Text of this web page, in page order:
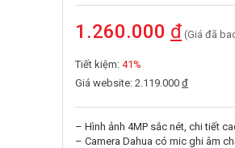
1.260.000 đ (Giá đã
Tiết kiệm: 41%
Giá website: 2.119.000 đ
– Hình ảnh 4MP sắc nét, chi tiết
– Camera Dahua có mic ghi âm